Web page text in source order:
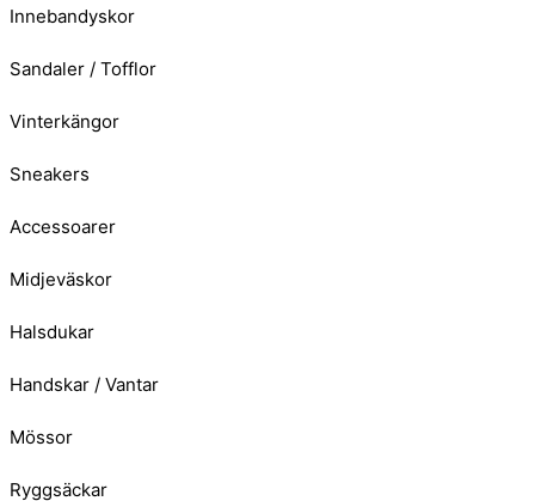
Innebandyskor
Sandaler / Tofflor
Vinterkängor
Sneakers
Accessoarer
Midjeväskor
Halsdukar
Handskar / Vantar
Mössor
Ryggsäckar